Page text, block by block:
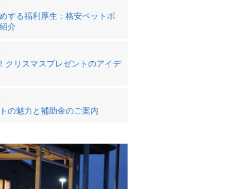
する福利厚生：格安ペットボ
介
クリスマスプレゼントのアイデ
の魅力と補助金のご案内